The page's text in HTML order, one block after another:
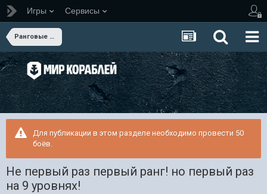
Игры Сервисы
Ранговые бои
Для публикации в этом разделе необходимо провести 50
боёв.
Не первый раз первый ранг! но первый раз
на 9 уровнях!